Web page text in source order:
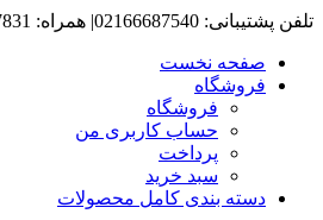
تلفن پشتیبانی: 02166687540| همراه: 09123497831|هفت روز هفته از ساعت 8 صبح تا 6 عصرپاسخگوی شما هستیم.
صفحه نخست
فروشگاه
فروشگاه
حساب کاربری من
پرداخت
سبد خرید
دسته بندی کامل محصولات